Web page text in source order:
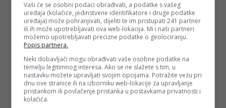
Vaši će se osobni podaci obrađivati, a podatke s vašeg
uređaja (kolačiće, jedinstvene identifikatore i druge podatke
uređaja) može pohranjivati, dijeliti te im pristupati 241 partner
ili ih može upotrebljavati ova web-lokacija. Mi i naši partneri
možemo upotrebljavati precizne podatke o geolociranju.
Popis partnera.
Neki dobavljači mogu obrađivati vaše osobne podatke na
temelju legitimnog interesa. Ako se ne slažete s tim, u
nastavku možete upravljati svojim opcijama. Potražite vezu pri
dnu ove stranice ili na izborniku web-lokacije za upravljanje
pristankom ili povlačenje pristanka u postavkama privatnosti i
kolačića.